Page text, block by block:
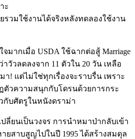
ะ
รวมใช้งานได้จริงหลังทดลองใช้งาน
มากเมื่อ USDA ใช้ฉากต่อสู้ Marriage
วัวลดลงจาก 11 ตัวใน 20 วัน เหลือ
า! แต่ไม่ใช่ทุกเรื่องจะราบรื่น เพราะ
ตัวความสนุกกับโดรนด้วยการกระ
กับศัตรูในหนังดราม่า
ลี่ยนเป็นวงจร การนำหมาป่ากลับเข้า
สาบสูญไปในปี 1995 ได้สร้างสมดุล